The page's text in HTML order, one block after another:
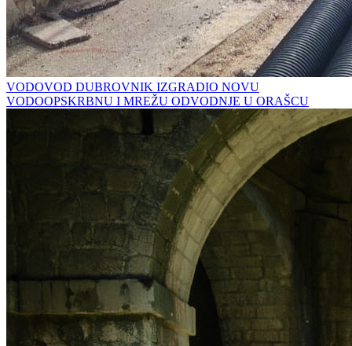
VODOVOD DUBROVNIK IZGRADIO NOVU
VODOOPSKRBNU I MREŽU ODVODNJE U ORAŠCU